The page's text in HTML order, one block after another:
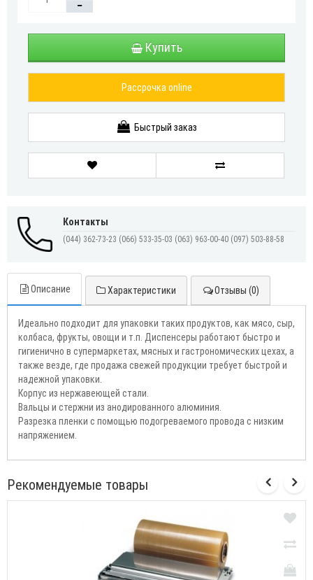
Купить
Рассрочка online
Быстрый заказ
Контакты
(044) 362-73-23 (066) 533-35-03 (063) 963-00-40 (097) 503-88-58
Описание Характеристики Отзывы (0)
Идеально подходит для упаковки таких продуктов, как мясо, сыр,
колбаса, фрукты, овощи и т.п. Диспенсеры работают быстро и
гигиенично в супермаркетах, мясных и гастрономических цехах, а
также везде, где продажа свежей продукции требует быстрой и
надежной упаковки.
Корпус из нержавеющей стали.
Вальцы и стержни из анодированного алюминия.
Разрезка пленки с помощью подогреваемого провода с низким
напряжением.
Рекомендуемые товары